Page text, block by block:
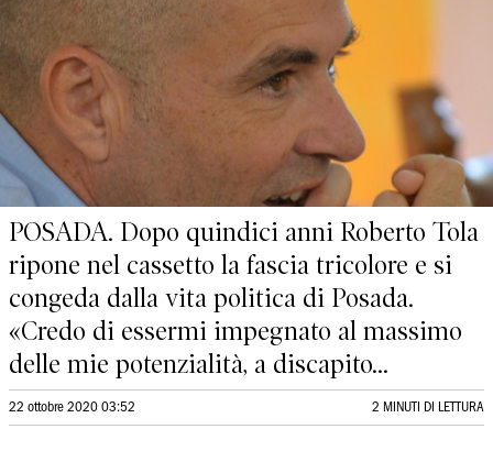
POSADA. Dopo quindici anni Roberto Tola
ripone nel cassetto la fascia tricolore e si
congeda dalla vita politica di Posada.
«Credo di essermi impegnato al massimo
delle mie potenzialità, a discapito...
22 ottobre 2020 03:52 2 MINUTI DI LETTURA